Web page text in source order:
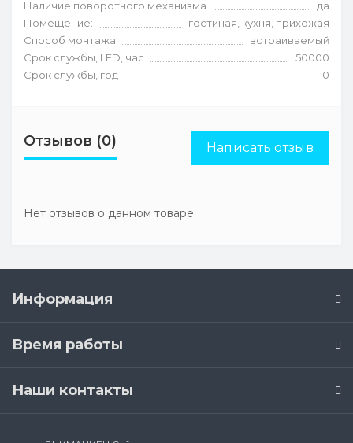
Наличие поворотного механизма
да
Помещение:
гостиная, кухня, прихожая
Способ монтажа
встраиваемый
Срок службы, LED, час
50000
Срок службы, год
10
Отзывов (0) Написать отзыв
Нет отзывов о данном товаре.
Информация
Время работы
Наши контакты